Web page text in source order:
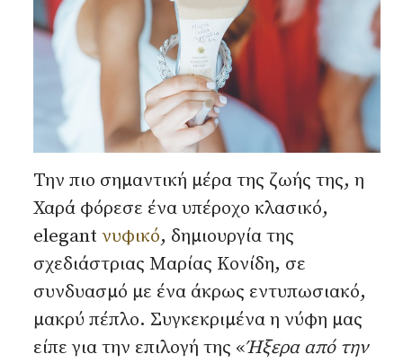
Την πιο σημαντική μέρα της ζωής της, η
Χαρά φόρεσε ένα υπέροχο κλασικό,
elegant νυφικό, δημιουργία της
σχεδιάστριας Μαρίας Κονίδη, σε
συνδυασμό με ένα άκρως εντυπωσιακό,
μακρύ πέπλο. Συγκεκριμένα η νύφη μας
είπε για την επιλογή της «Ήξερα από την